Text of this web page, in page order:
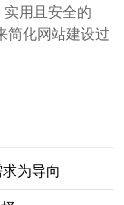
用且安全的
简化网站建设过
为导向